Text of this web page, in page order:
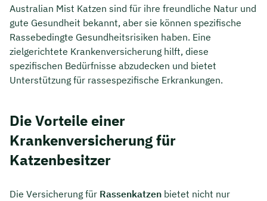
Australian Mist Katzen sind für ihre freundliche Natur und
gute Gesundheit bekannt, aber sie können spezifische
Rassebedingte Gesundheitsrisiken haben. Eine
zielgerichtete Krankenversicherung hilft, diese
spezifischen Bedürfnisse abzudecken und bietet
Unterstützung für rassespezifische Erkrankungen.
Die Vorteile einer
Krankenversicherung für
Katzenbesitzer
Die Versicherung für Rassenkatzen bietet nicht nur